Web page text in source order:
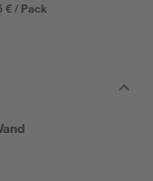
€ / Pack